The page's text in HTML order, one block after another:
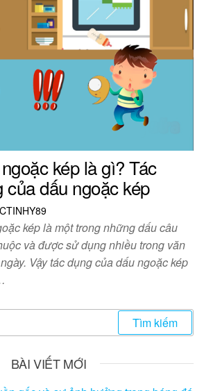
kép là gì? Tác
của dấu ngoặc kép
kép là một trong những dấu câu
và được sử dụng nhiều trong văn
Vậy tác dụng của dấu ngoặc kép
BÀI VIẾT MỚI